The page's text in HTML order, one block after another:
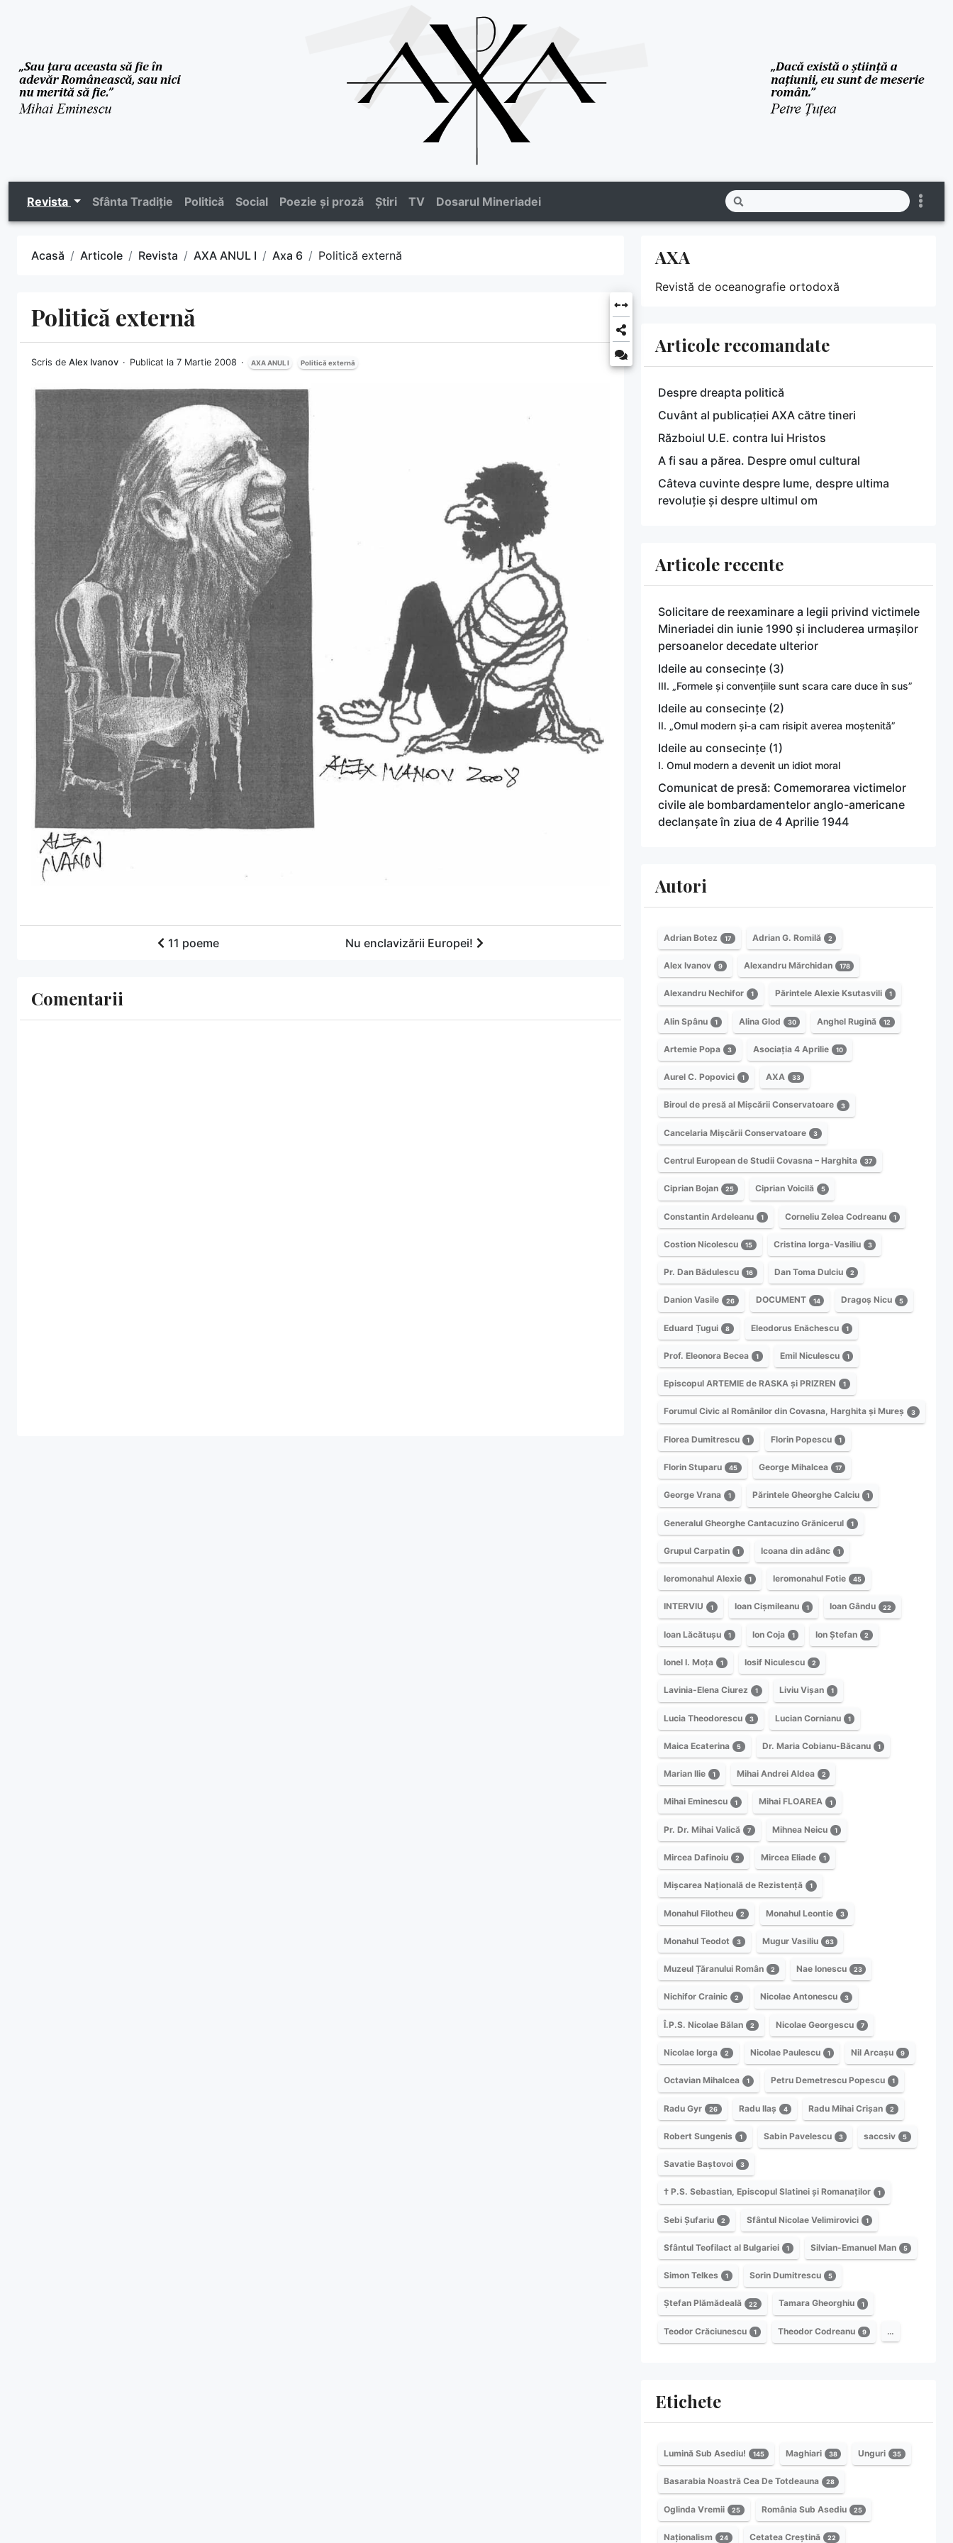
Revista Sfânta Tradiție Politică Social Poezie și proză Știri TV Dosarul Mineriadei
Acasă Articole Revista AXA ANUL I Axa 6 Politică externă
Politică externă
Scris de Alex Ivanov Publicat la 7 Martie 2008 AXA ANUL I Politică externă
11 poeme Nu enclavizării Europei!
Comentarii
AXA
Revistă de oceanografie ortodoxă
Articole recomandate
Despre dreapta politică
Cuvânt al publicației AXA către tineri
Războiul U.E. contra lui Hristos
A fi sau a părea. Despre omul cultural
Câteva cuvinte despre lume, despre ultima
revoluție și despre ultimul om
Articole recente
Solicitare de reexaminare a legii privind victimele
Mineriadei din iunie 1990 și includerea urmașilor
persoanelor decedate ulterior
Ideile au consecințe (3)
III. „Formele și convențiile sunt scara care duce în sus”
Ideile au consecințe (2)
II. „Omul modern și-a cam risipit averea moștenită”
Ideile au consecințe (1)
I. Omul modern a devenit un idiot moral
Comunicat de presă: Comemorarea victimelor
civile ale bombardamentelor anglo-americane
declanșate în ziua de 4 Aprilie 1944
Autori
Adrian Botez 17 Adrian G. Romilă 2
Alex Ivanov 9 Alexandru Mărchidan 178
Alexandru Nechifor 1 Părintele Alexie Ksutasvili 1
Alin Spânu 1 Alina Glod 30 Anghel Rugină 12
Artemie Popa 3 Asociația 4 Aprilie 10
Aurel C. Popovici 1 AXA 33
Biroul de presă al Mișcării Conservatoare 3
Cancelaria Mișcării Conservatoare 3
Centrul European de Studii Covasna – Harghita 37
Ciprian Bojan 25 Ciprian Voicilă 5
Constantin Ardeleanu 1 Corneliu Zelea Codreanu 1
Costion Nicolescu 15 Cristina Iorga-Vasiliu 3
Pr. Dan Bădulescu 16 Dan Toma Dulciu 2
Danion Vasile 26 DOCUMENT 14 Dragoș Nicu 5
Eduard Țugui 8 Eleodorus Enăchescu 1
Prof. Eleonora Becea 1 Emil Niculescu 1
Episcopul ARTEMIE de RASKA și PRIZREN 1
Forumul Civic al Românilor din Covasna, Harghita și Mureș 3
Florea Dumitrescu 1 Florin Popescu 1
Florin Stuparu 45 George Mihalcea 17
George Vrana 1 Părintele Gheorghe Calciu 1
Generalul Gheorghe Cantacuzino Grănicerul 1
Grupul Carpatin 1 Icoana din adânc 1
Ieromonahul Alexie 1 Ieromonahul Fotie 45
INTERVIU 1 Ioan Cișmileanu 1 Ioan Gându 22
Ioan Lăcătușu 1 Ion Coja 1 Ion Ștefan 2
Ionel I. Moța 1 Iosif Niculescu 2
Lavinia-Elena Ciurez 1 Liviu Vișan 1
Lucia Theodorescu 3 Lucian Cornianu 1
Maica Ecaterina 5 Dr. Maria Cobianu-Băcanu 1
Marian Ilie 1 Mihai Andrei Aldea 2
Mihai Eminescu 1 Mihai FLOAREA 1
Pr. Dr. Mihai Valică 7 Mihnea Neicu 1
Mircea Dafinoiu 2 Mircea Eliade 1
Mișcarea Națională de Rezistență 1
Monahul Filotheu 2 Monahul Leontie 3
Monahul Teodot 3 Mugur Vasiliu 63
Muzeul Țăranului Român 2 Nae Ionescu 23
Nichifor Crainic 2 Nicolae Antonescu 3
Î.P.S. Nicolae Bălan 2 Nicolae Georgescu 7
Nicolae Iorga 2 Nicolae Paulescu 1 Nil Arcașu 9
Octavian Mihalcea 1 Petru Demetrescu Popescu 1
Radu Gyr 26 Radu Ilaș 4 Radu Mihai Crișan 2
Robert Sungenis 1 Sabin Pavelescu 3 saccsiv 5
Savatie Baștovoi 3
† P.S. Sebastian, Episcopul Slatinei și Romanaților 1
Sebi Șufariu 2 Sfântul Nicolae Velimirovici 1
Sfântul Teofilact al Bulgariei 1 Silvian-Emanuel Man 5
Simon Telkes 1 Sorin Dumitrescu 5
Ștefan Plămădeală 22 Tamara Gheorghiu 1
Teodor Crăciunescu 1 Theodor Codreanu 9 …
Etichete
Lumină Sub Asediu! 145 Maghiari 38 Unguri 35
Basarabia Noastră Cea De Totdeauna 28
Oglinda Vremii 25 România Sub Asediu 25
Naționalism 24 Cetatea Creștină 22